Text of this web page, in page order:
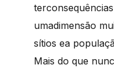
umadimensão
sítios ea
Mais do que